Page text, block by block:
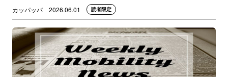
カッパッパ 2026.06.01 読者限定